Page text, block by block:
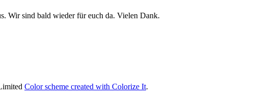
Wir sind bald wieder für euch da. Vielen Dank.
Color scheme created with Colorize It.